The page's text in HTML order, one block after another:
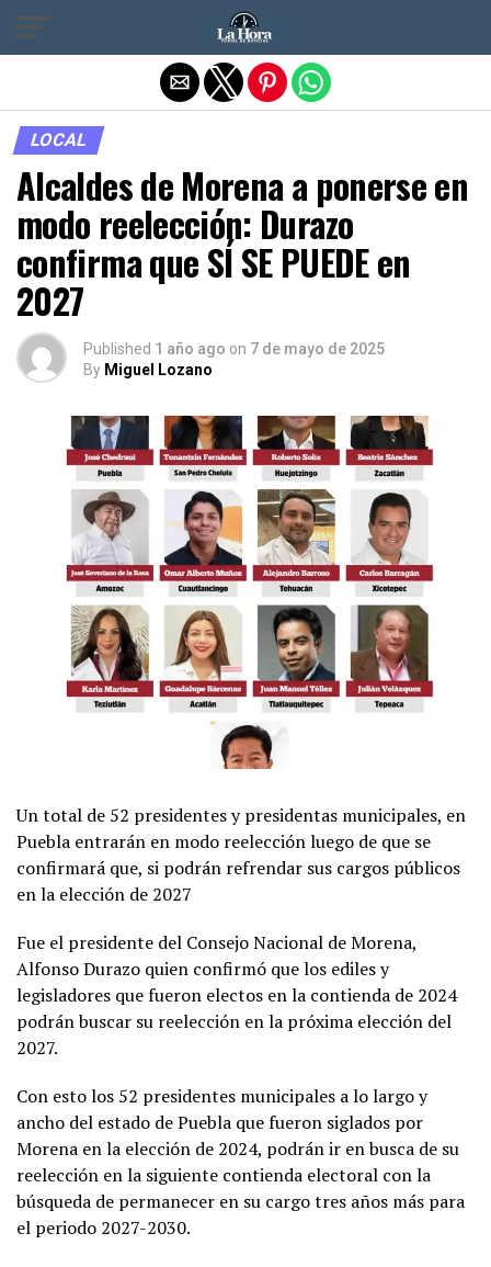
LOCAL
Alcaldes de Morena a ponerse en
modo reelección: Durazo
confirma que SÍ SE PUEDE en
2027
Published 1 año ago on 7 de mayo de 2025
By Miguel Lozano
Un total de 52 presidentes y presidentas municipales, en
Puebla entrarán en modo reelección luego de que se
confirmará que, si podrán refrendar sus cargos públicos
en la elección de 2027
Fue el presidente del Consejo Nacional de Morena,
Alfonso Durazo quien confirmó que los ediles y
legisladores que fueron electos en la contienda de 2024
podrán buscar su reelección en la próxima elección del
2027.
Con esto los 52 presidentes municipales a lo largo y
ancho del estado de Puebla que fueron siglados por
Morena en la elección de 2024, podrán ir en busca de su
reelección en la siguiente contienda electoral con la
búsqueda de permanecer en su cargo tres años más para
el periodo 2027-2030.
Salir de la versión móvil